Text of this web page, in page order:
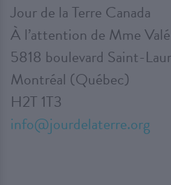
Jour de la Terre Canada
À l’attention de Mme
5818 boulevard Saint-
Montréal (Québec)
H2T 1T3
info@jourdelaterre.org